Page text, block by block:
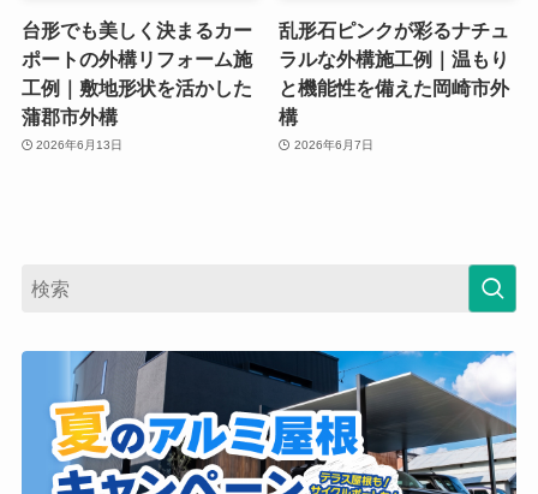
台形でも美しく決まるカー
ポートの外構リフォーム施
工例｜敷地形状を活かした
蒲郡市外構
2026年6月13日
乱形石ピンクが彩るナチュ
ラルな外構施工例｜温もり
と機能性を備えた岡崎市外
構
2026年6月7日